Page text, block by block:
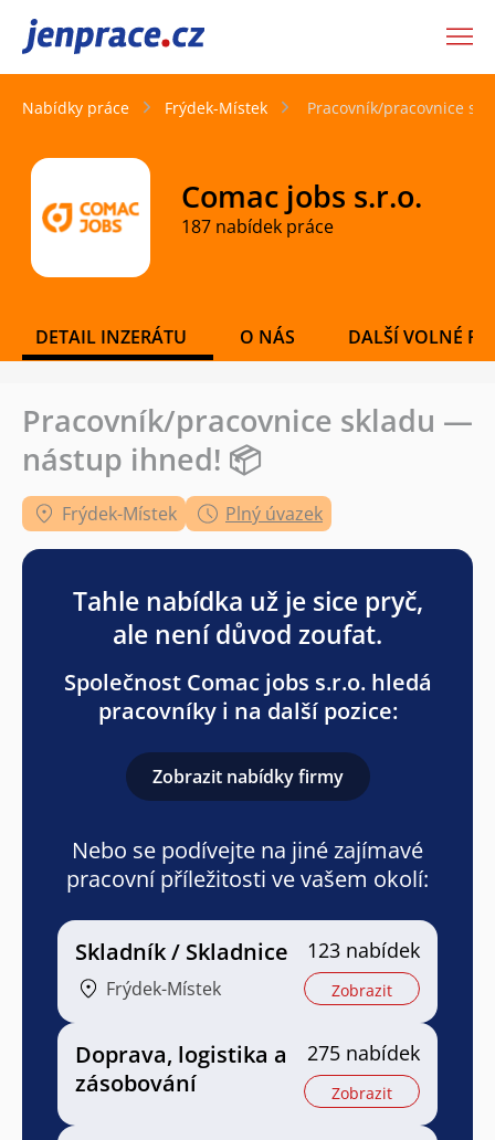
JenPráce.cz
Nabídky práce Frýdek-Místek Pracovník/pracovnice
Comac jobs s.r.o.
187 nabídek práce
DETAIL INZERÁTU O NÁS DALŠÍ VOLNÉ
Pracovník/pracovnice skladu —
nástup ihned! 📦
Frýdek-Místek Plný úvazek
Tahle nabídka už je sice pryč,
ale není důvod zoufat.
Společnost Comac jobs s.r.o. hledá
pracovníky i na další pozice:
Zobrazit nabídky firmy
Nebo se podívejte na jiné zajímavé
pracovní příležitosti ve vašem okolí:
Skladník / Skladnice
Frýdek-Místek
123 nabídek
Zobrazit
Doprava, logistika a
zásobování
275 nabídek
Zobrazit